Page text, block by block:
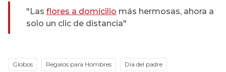
"Las flores a domicilio más hermosas, ahora a
solo un clic de distancia"
Globos Regalos para Hombres Día del padre